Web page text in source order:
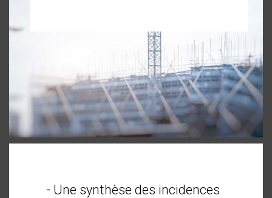
- Une synthèse des incidences